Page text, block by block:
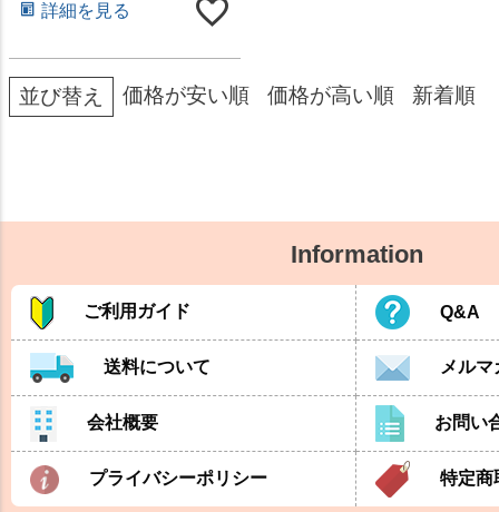
詳細を見る
並び替え 価格が安い順 価格が高い順 新着順
Information
ご利用ガイド Q&A
送料について メル
会社概要 お問い
プライバシーポリシー 特定商